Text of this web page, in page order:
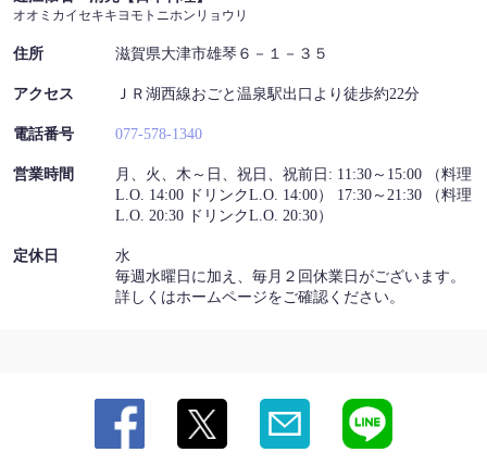
オオミカイセキキヨモトニホンリョウリ
住所 滋賀県大津市雄琴６－１－３５
アクセス ＪＲ湖西線おごと温泉駅出口より徒歩約22分
電話番号 077-578-1340
営業時間
月、火、木～日、祝日、祝前日: 11:30～15:00 （料理
L.O. 14:00 ドリンクL.O. 14:00） 17:30～21:30 （料理
L.O. 20:30 ドリンクL.O. 20:30）
定休日
水
毎週水曜日に加え、毎月２回休業日がございます。
詳しくはホームページをご確認ください。
滋賀県大津市雄琴６－１－３５
https://akr8658928377.owst.jp/map
お店情報をコピー